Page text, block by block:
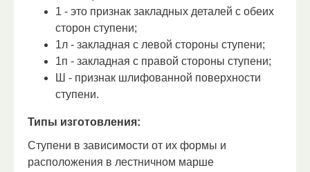
1 - это признак закладных деталей с обеих
сторон ступени;
1л - закладная с левой стороны ступени;
1п - закладная с правой стороны ступени;
Ш - признак шлифованной поверхности
ступени.
Типы изготовления:
Ступени в зависимости от их формы и
расположения в лестничном марше